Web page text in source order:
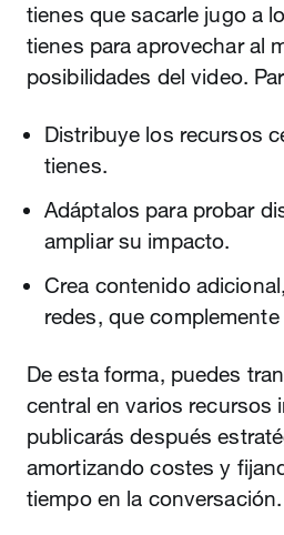
tienes que sacarle jugo a
tienes para aprovechar al
posibilidades del video.
Distribuye los recursos
tienes.
Adáptalos para probar
ampliar su impacto.
Crea contenido
redes, que
De esta forma, puedes
central en varios recursos
publicarás después
amortizando costes y
tiempo en la conversación.